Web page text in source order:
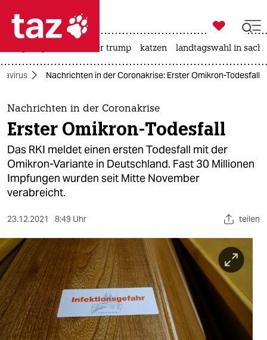
 taz zahl ich
taz zahl ich
themen
politik
öko
gesellschaft
kultur
sport
berlin
nord
wahrheit

taz zahl ich
usa unter trump katzen landtagswahl in
Nachrichten in der Coronakrise: Erster Omikron-Todesfall
Nachrichten in der Coronakrise
Erster Omikron-Todesfall
Das RKI meldet einen ersten Todesfall mit der
Omikron-Variante in Deutschland. Fast 30 Millionen
Impfungen wurden seit Mitte November
verabreicht.
23.12.2021 8:49 Uhr teilen